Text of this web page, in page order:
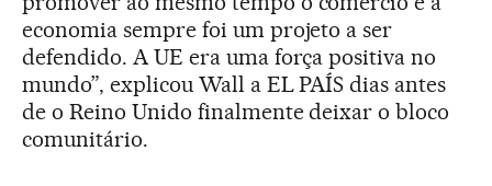
economia sempre foi um projeto a ser
defendido. A UE era uma força positiva no
mundo”, explicou Wall a EL PAÍS dias antes
de o Reino Unido finalmente deixar o bloco
comunitário.